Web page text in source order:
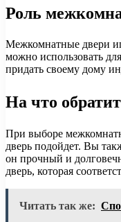
Роль
Межкомнатные двери
можно использовать
придать своему дому
На что
При выборе
дверь подойдет. Вы
он прочный и
дверь, которая
Читать так же: